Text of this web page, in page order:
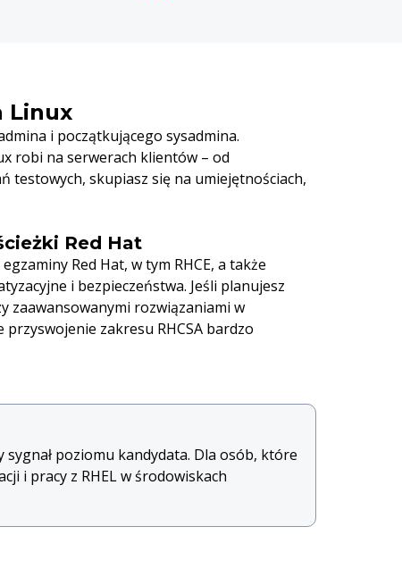
Linux
i początkującego sysadmina.
robi na serwerach klientów – od
testowych, skupiasz się na umiejętnościach,
Red Hat
Red Hat, w tym RHCE, a także
i bezpieczeństwa. Jeśli planujesz
zaawansowanymi rozwiązaniami w
zakresu RHCSA bardzo
poziomu kandydata. Dla osób, które
i pracy z RHEL w środowiskach